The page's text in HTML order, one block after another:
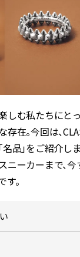
しむ私たちにと
在。今回は、
品」をご紹介し
ニーカーまで、
。